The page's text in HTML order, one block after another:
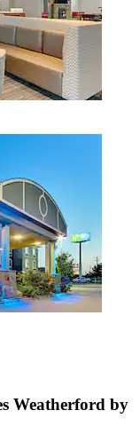
Weatherford by